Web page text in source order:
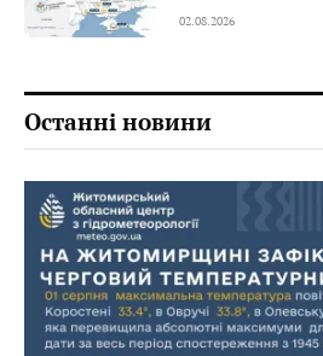
02.08.2026
Останні новини